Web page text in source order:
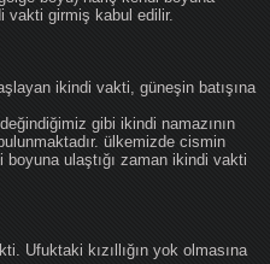
vakti girmiş kabul edilir.
ikindi vakti, güneşin batışına
gibi ikindi namazının
ülkemizde cismin
ulaştığı zaman ikindi vakti
Ufuktaki kızıllığın yok olmasına